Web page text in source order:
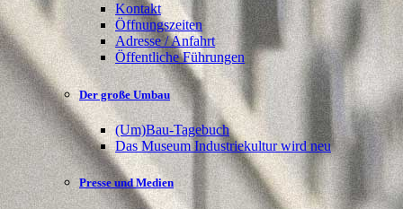
Kontakt
Öffnungszeiten
Adresse / Anfahrt
Öffentliche Führungen
Der große Umbau
(Um)Bau-Tagebuch
Das Museum Industriekultur wird neu
Presse und Medien